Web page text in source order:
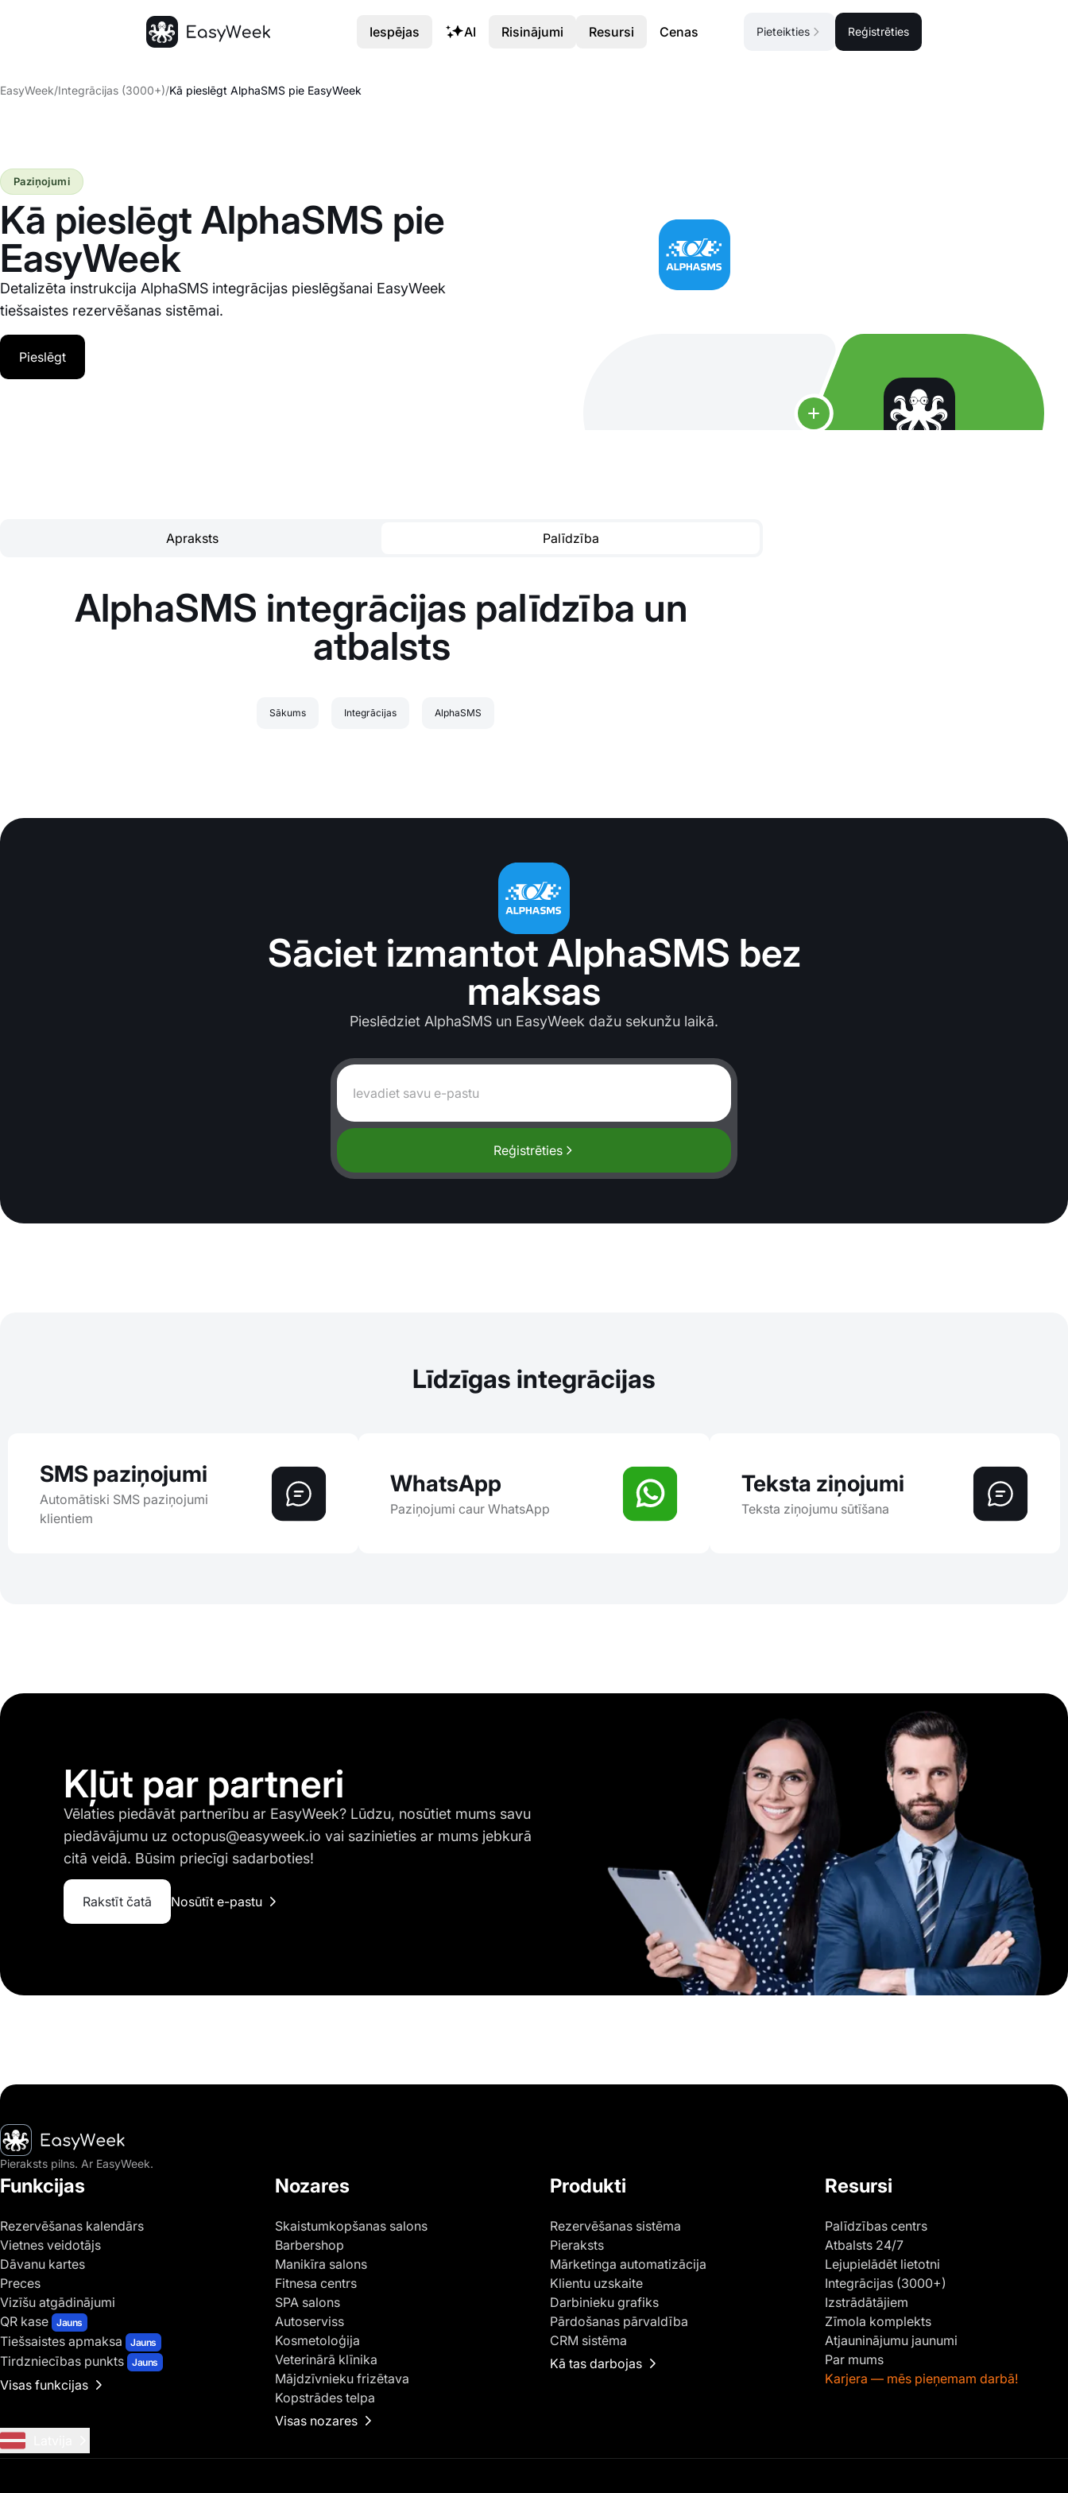
EasyWeek/Integrācijas (3000+)/Kā pieslēgt AlphaSMS pie EasyWeek
Kā pieslēgt AlphaSMS pie
EasyWeek
Detalizēta instrukcija AlphaSMS integrācijas pieslēgšanai EasyWeek
tiešsaistes rezervēšanas sistēmai.
Paziņojumi
Pieslēgt
Apraksts Palīdzība
AlphaSMS integrācijas palīdzība un
atbalsts
Sākums Integrācijas AlphaSMS
Sāciet izmantot AlphaSMS bez
maksas
Pieslēdziet AlphaSMS un EasyWeek dažu sekunžu laikā.
Reģistrēties
Līdzīgas integrācijas
SMS paziņojumi
Automātiski SMS paziņojumi
klientiem
WhatsApp
Paziņojumi caur WhatsApp
Teksta ziņojumi
Teksta ziņojumu sūtīšana
Kļūt par partneri
Vēlaties piedāvāt partnerību ar EasyWeek? Lūdzu, nosūtiet mums savu
piedāvājumu uz octopus@easyweek.io vai sazinieties ar mums jebkurā
citā veidā. Būsim priecīgi sadarboties!
Rakstīt čatā Nosūtīt e-pastu
Iespējas AI Risinājumi Resursi Cenas Pieteikties Reģistrēties
Sākumlapa
Pieraksts pilns. Ar EasyWeek.
Funkcijas
Rezervēšanas kalendārs
Vietnes veidotājs
Dāvanu kartes
Preces
Vizīšu atgādinājumi
QR kase
Jauns
Tiešsaistes apmaksa Jauns
Tirdzniecības punkts Jauns
Visas funkcijas
Nozares
Skaistumkopšanas salons
Barbershop
Manikīra salons
Fitnesa centrs
SPA salons
Autoserviss
Kosmetoloģija
Veterinārā klīnika
Mājdzīvnieku frizētava
Kopstrādes telpa
Visas nozares
Produkti
Rezervēšanas sistēma
Pieraksts
Mārketinga automatizācija
Klientu uzskaite
Darbinieku grafiks
Pārdošanas pārvaldība
CRM sistēma
Kā tas darbojas
Resursi
Palīdzības centrs
Atbalsts 24/7
Lejupielādēt lietotni
Integrācijas (3000+)
Izstrādātājiem
Zīmola komplekts
Atjauninājumu jaunumi
Par mums
Karjera — mēs pieņemam darbā!